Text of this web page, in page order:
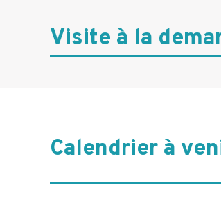
Visite à la
Calendrier à